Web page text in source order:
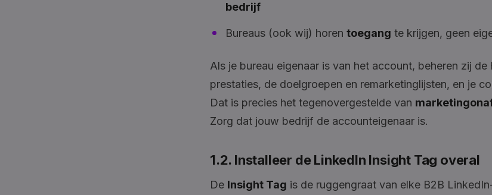
bedrijf
Bureaus (ook wij) horen toegang te krijgen, geen
Als je bureau eigenaar is van het account, beheren zij de
prestaties, de doelgroepen en remarketinglijsten, en je
Dat is precies het tegenovergestelde van
Zorg dat jouw bedrijf de accounteigenaar is.
1.2. Installeer de LinkedIn Insight Tag overal
De Insight Tag is de ruggengraat van elke B2B